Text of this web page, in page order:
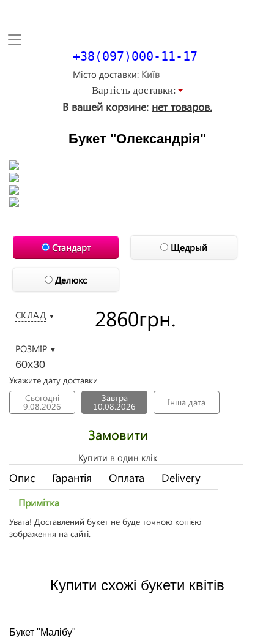
Toggle
+38(097)000-11-17
Місто доставки
Вартiсть доставки:
В вашей корзине: нет товаров.
Букет "Олександрія"
Стандарт Щедрый
Делюкс
СКЛАД ▼
РОЗМІР ▼
60х30
2860грн.
Укажите дату доставки
Сьогодні
9.08.2026
Завтра
10.08.2026 Інша дата
Замовити
Купити в один клік
Опис Гарантія Оплата Delivery
Примітка
Увага! Доставлений букет не буде точною копією
зображення на сайті.
Купити схожі букети квітів
Букет "Малібу"